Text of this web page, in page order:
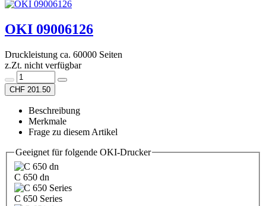
OKI 09006126
Druckleistung ca. 60000 Seiten
z.Zt. nicht verfügbar
CHF 201.50
Beschreibung
Merkmale
Frage zu diesem Artikel
Geeignet für folgende OKI-Drucker
C 650 dn
C 650 Series